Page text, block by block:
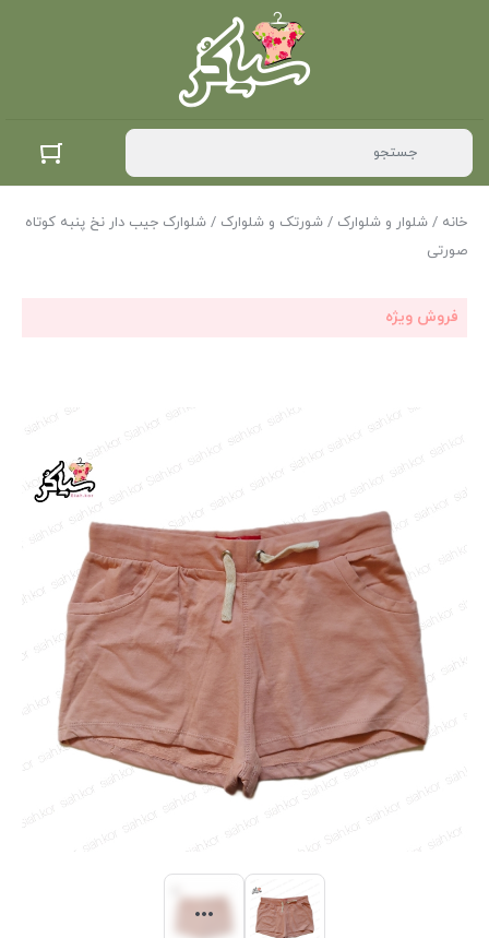
خانه / شلوار و شلوارک / شورتک و شلوارک / شلوارک جیب دار نخ پنبه کوتاه
صورتی
فروش ویژه